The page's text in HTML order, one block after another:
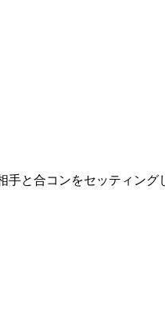
と合コンをセッティン